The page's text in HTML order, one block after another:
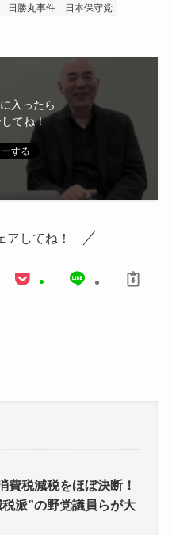
日勝丸事件
日本保守党
入ったら
てね！
アしてね！
費税減税をほぼ決断！
派”の野党議員らが大